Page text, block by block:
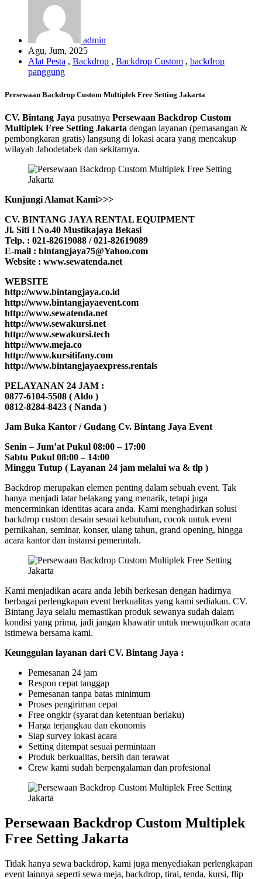
admin
Agu, Jum, 2025
Alat Pesta , Backdrop , Backdrop Custom , backdrop
panggung
Persewaan Backdrop Custom Multiplek Free Setting Jakarta
CV. Bintang Jaya pusatnya Persewaan Backdrop Custom
Multiplek Free Setting Jakarta dengan layanan (pemasangan &
pembongkaran gratis) langsung di lokasi acara yang mencakup
wilayah Jabodetabek dan sekitarnya.
Kunjungi Alamat Kami>>>
CV. BINTANG JAYA RENTAL EQUIPMENT
Jl. Siti I No.40 Mustikajaya Bekasi
Telp. : 021-82619088 / 021-82619089
E-mail : bintangjaya75@Yahoo.com
Website : www.sewatenda.net
WEBSITE
http://www.bintangjaya.co.id
http://www.bintangjayaevent.com
http://www.sewatenda.net
http://www.sewakursi.net
http://www.sewakursi.tech
http://www.meja.co
http://www.kursitifany.com
http://www.bintangjayaexpress.rentals
PELAYANAN 24 JAM :
0877-6104-5508 ( Aldo )
0812-8284-8423 ( Nanda )
Jam Buka Kantor / Gudang Cv. Bintang Jaya Event
Senin – Jum’at Pukul 08:00 – 17:00
Sabtu Pukul 08:00 – 14:00
Minggu Tutup ( Layanan 24 jam melalui wa & tlp )
Backdrop merupakan elemen penting dalam sebuah event. Tak
hanya menjadi latar belakang yang menarik, tetapi juga
mencerminkan identitas acara anda. Kami menghadirkan solusi
backdrop custom desain sesuai kebutuhan, cocok untuk event
pernikahan, seminar, konser, ulang tahun, grand opening, hingga
acara kantor dan instansi pemerintah.
Kami menjadikan acara anda lebih berkesan dengan hadirnya
berbagai perlengkapan event berkualitas yang kami sediakan. CV.
Bintang Jaya selalu memastikan produk sewanya sudah dalam
kondisi yang prima, jadi jangan khawatir untuk mewujudkan acara
istimewa bersama kami.
Keunggulan layanan dari CV. Bintang Jaya :
Pemesanan 24 jam
Respon cepat tanggap
Pemesanan tanpa batas minimum
Proses pengiriman cepat
Free ongkir (syarat dan ketentuan berlaku)
Harga terjangkau dan ekonomis
Siap survey lokasi acara
Setting ditempat sesuai permintaan
Produk berkualitas, bersih dan terawat
Crew kami sudah berpengalaman dan profesional
Persewaan Backdrop Custom Multiplek
Free Setting Jakarta
Tidak hanya sewa backdrop, kami juga menyediakan perlengkapan
event lainnya seperti sewa meja, backdrop, tirai, tenda, kursi, flip